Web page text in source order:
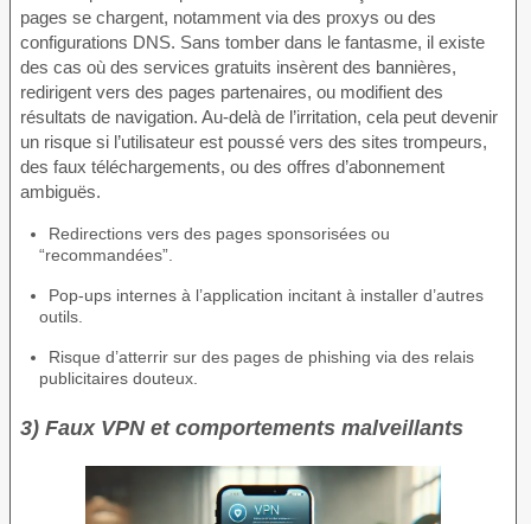
pages se chargent, notamment via des proxys ou des
configurations DNS. Sans tomber dans le fantasme, il existe
des cas où des services gratuits insèrent des bannières,
redirigent vers des pages partenaires, ou modifient des
résultats de navigation. Au-delà de l’irritation, cela peut devenir
un risque si l’utilisateur est poussé vers des sites trompeurs,
des faux téléchargements, ou des offres d’abonnement
ambiguës.
Redirections vers des pages sponsorisées ou
“recommandées”.
Pop-ups internes à l’application incitant à installer d’autres
outils.
Risque d’atterrir sur des pages de phishing via des relais
publicitaires douteux.
3) Faux VPN et comportements malveillants